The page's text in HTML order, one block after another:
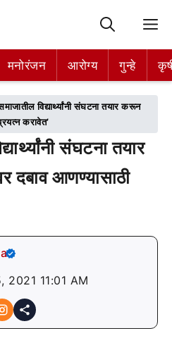
मनोरंजन आरोग्य गुन्हे
मनोरंजन आरोग्य गुन्हे
विद्यार्थ्यांनी संघटना तयार करून
करावेत’
संघटना तयार
दबाव आणण्यासाठी
2021 11:01 AM